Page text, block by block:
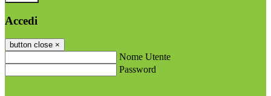
Accedi
button close ×
Nome Utente
Password